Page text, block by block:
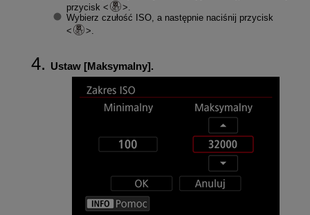
przycisk
Wybierz czułość ISO, a następnie naciśnij przycisk
Ustaw [Maksymalny].